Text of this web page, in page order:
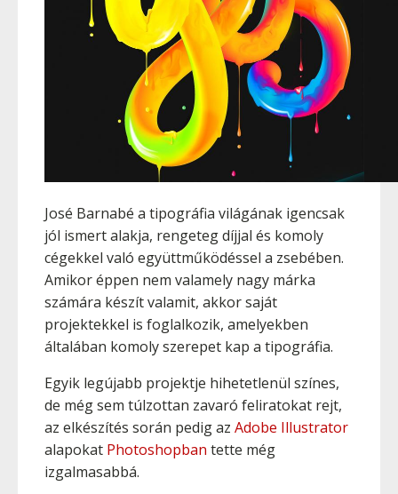
José Barnabé a tipográfia világának igencsak
jól ismert alakja, rengeteg díjjal és komoly
cégekkel való együttműködéssel a zsebében.
Amikor éppen nem valamely nagy márka
számára készít valamit, akkor saját
projektekkel is foglalkozik, amelyekben
általában komoly szerepet kap a tipográfia.
Egyik legújabb projektje hihetetlenül színes,
de még sem túlzottan zavaró feliratokat rejt,
az elkészítés során pedig az Adobe Illustrator
alapokat Photoshopban tette még
izgalmasabbá.